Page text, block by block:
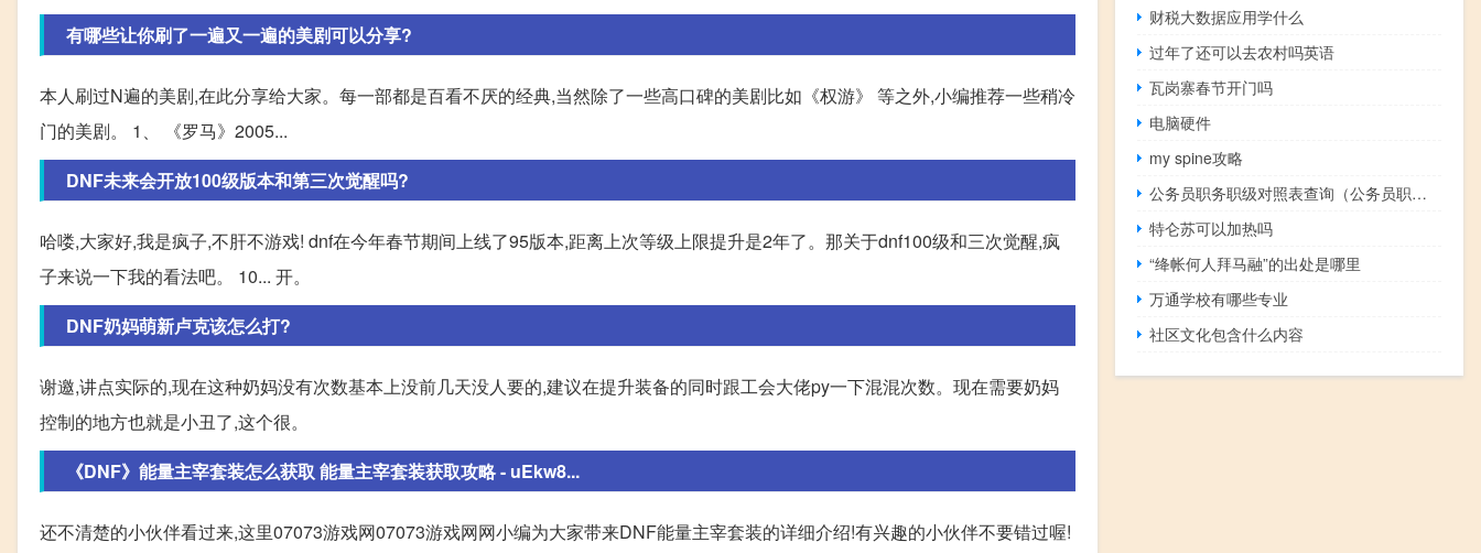
有哪些让你刷了一遍又一遍的美剧可以分享?
本人刷过N遍的美剧,在此分享给大家。每一部都是百看不厌的经典,当然除了一些高口碑的美剧比如《权游》 等之外,小编推荐一些稍冷
门的美剧。 1、 《罗马》2005...
DNF未来会开放100级版本和第三次觉醒吗?
哈喽,大家好,我是疯子,不肝不游戏! dnf在今年春节期间上线了95版本,距离上次等级上限提升是2年了。那关于dnf100级和三次觉醒,疯
子来说一下我的看法吧。 10... 开。
DNF奶妈萌新卢克该怎么打?
谢邀,讲点实际的,现在这种奶妈没有次数基本上没前几天没人要的,建议在提升装备的同时跟工会大佬py一下混混次数。现在需要奶妈
控制的地方也就是小丑了,这个很。
《DNF》能量主宰套装怎么获取 能量主宰套装获取攻略 - uEkw8...
还不清楚的小伙伴看过来,这里07073游戏网07073游戏网网小编为大家带来DNF能量主宰套装的详细介绍!有兴趣的小伙伴不要错过喔!
财税大数据应用学什么
过年了还可以去农村吗英语
瓦岗寨春节开门吗
电脑硬件
my spine攻略
公务员职务职级对照表查询（公务员职务职级对照表）
特仑苏可以加热吗
“绛帐何人拜马融”的出处是哪里
万通学校有哪些专业
社区文化包含什么内容